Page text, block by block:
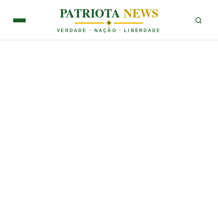
PATRIOTANEWS
VERDADE · NAÇÃO · LIBERDADE